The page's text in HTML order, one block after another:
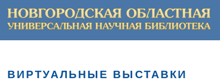
ВИРТУАЛЬНЫЕ ВЫСТАВКИ